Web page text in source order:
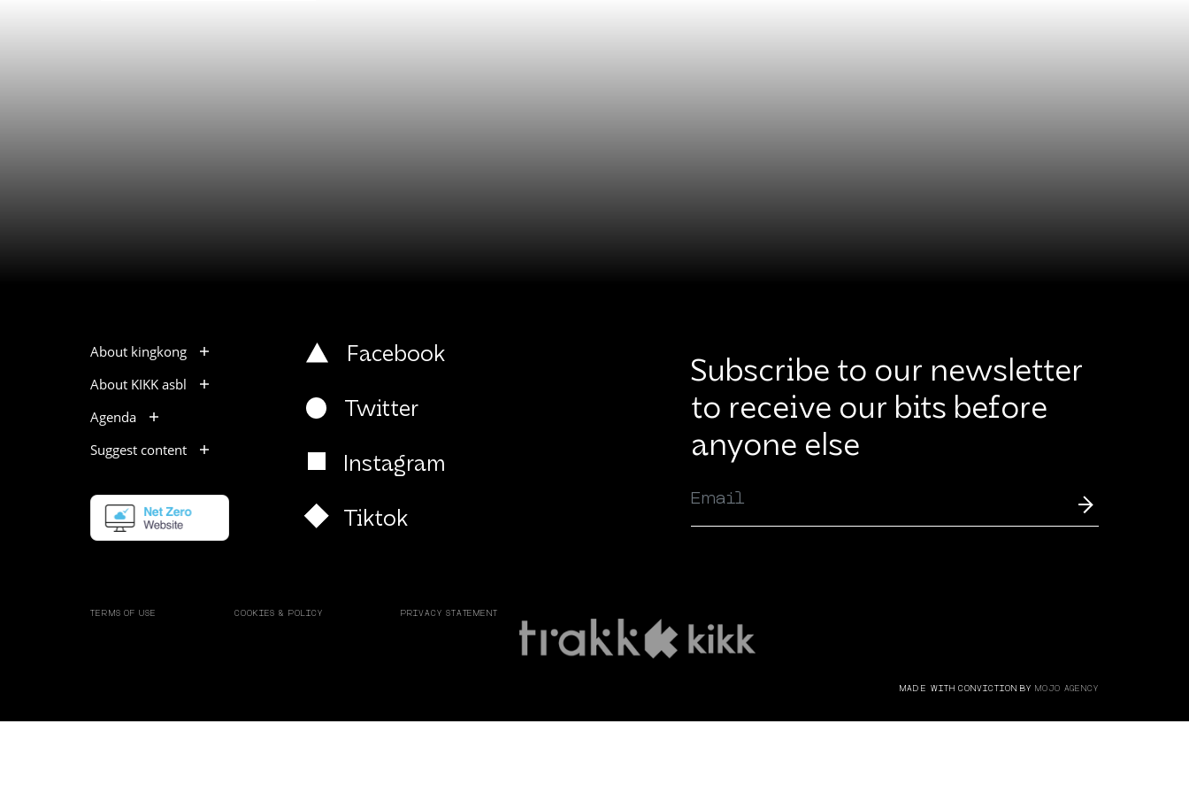
About kingkong
About KIKK asbl
Agenda
Suggest content
Facebook
Twitter
Instagram
Tiktok
Subscribe to our newsletter
to receive our bits before
anyone else
TERMS OF USE COOKIES & POLICY PRIVACY STATEMENT
MADE WITH CONVICTION BYMOJO AGENCY